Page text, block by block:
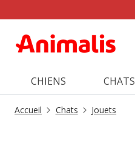
CHIENS CHATS
Accueil Chats
Jouets